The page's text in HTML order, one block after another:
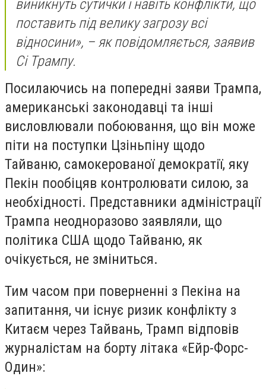
виникнуть сутички і навіть конфлікти, що
поставить під велику загрозу всі
відносини», – як повідомляється, заявив
Сі Трампу.
Посилаючись на попередні заяви Трампа,
американські законодавці та інші
висловлювали побоювання, що він може
піти на поступки Цзіньпіну щодо
Тайваню, самокерованої демократії, яку
Пекін пообіцяв контролювати силою, за
необхідності. Представники адміністрації
Трампа неодноразово заявляли, що
політика США щодо Тайваню, як
очікується, не зміниться.
Тим часом при поверненні з Пекіна на
запитання, чи існує ризик конфлікту з
Китаєм через Тайвань, Трамп відповів
журналістам на борту літака «Ейр-Форс-
Один»: